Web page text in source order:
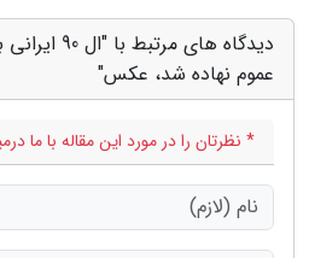
دیدگاه های
عموم نهاده شد، عکس"
* نظرتان را در مورد این مقاله با ما